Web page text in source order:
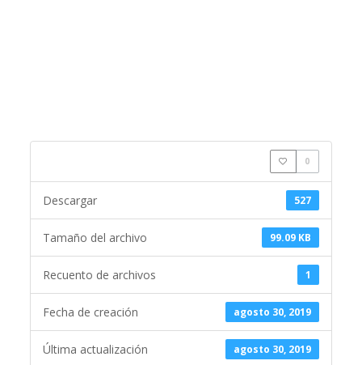
0
527
Descargar
99.09 KB
Tamaño del archivo
1
Recuento de archivos
agosto 30, 2019
Fecha de creación
agosto 30, 2019
Última actualización